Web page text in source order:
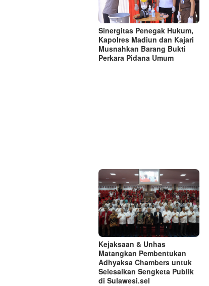
Sinergitas Penegak Hukum,
Kapolres Madiun dan Kajari
Musnahkan Barang Bukti
Perkara Pidana Umum
Kejaksaan & Unhas
Matangkan Pembentukan
Adhyaksa Chambers untuk
Selesaikan Sengketa Publik
di Sulawesi.sel